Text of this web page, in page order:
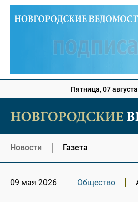
Пятница, 07
Новости Газета
09 мая 2026 Общество